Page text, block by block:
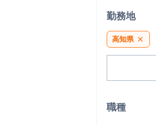
勤務地
高知県 close
職種